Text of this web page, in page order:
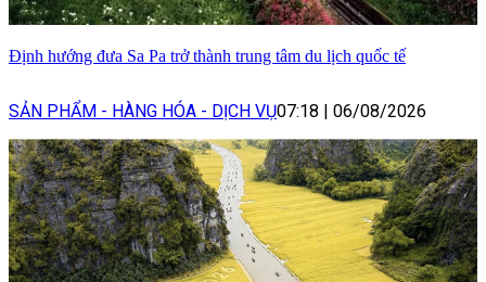
Định hướng đưa Sa Pa trở thành trung tâm du lịch quốc tế
SẢN PHẨM - HÀNG HÓA - DỊCH VỤ07:18 06/08/2026